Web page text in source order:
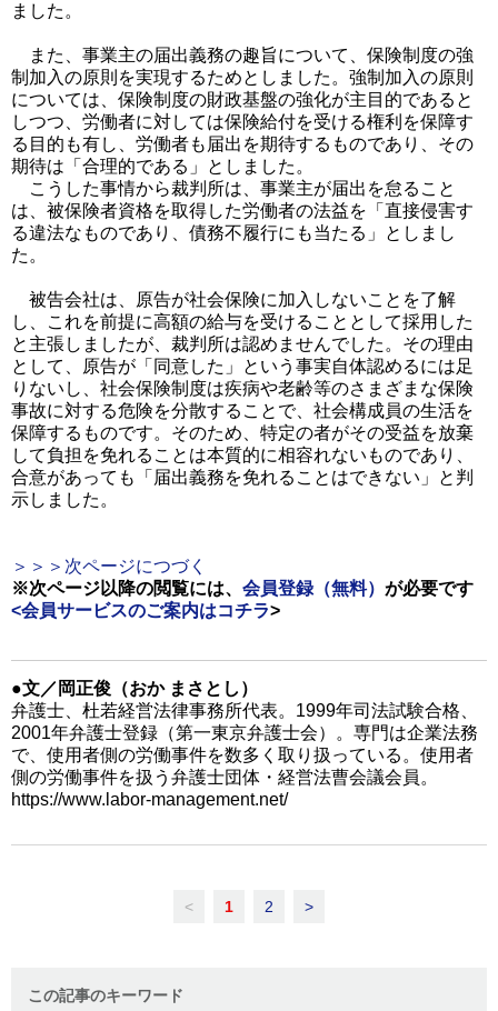
ました。
また、事業主の届出義務の趣旨について、保険制度の強
制加入の原則を実現するためとしました。強制加入の原則
については、保険制度の財政基盤の強化が主目的であると
しつつ、労働者に対しては保険給付を受ける権利を保障す
る目的も有し、労働者も届出を期待するものであり、その
期待は「合理的である」としました。
こうした事情から裁判所は、事業主が届出を怠ること
は、被保険者資格を取得した労働者の法益を「直接侵害す
る違法なものであり、債務不履行にも当たる」としまし
た。
被告会社は、原告が社会保険に加入しないことを了解
し、これを前提に高額の給与を受けることとして採用した
と主張しましたが、裁判所は認めませんでした。その理由
として、原告が「同意した」という事実自体認めるには足
りないし、社会保険制度は疾病や老齢等のさまざまな保険
事故に対する危険を分散することで、社会構成員の生活を
保障するものです。そのため、特定の者がその受益を放棄
して負担を免れることは本質的に相容れないものであり、
合意があっても「届出義務を免れることはできない」と判
示しました。
＞＞＞次ページにつづく
※次ページ以降の閲覧には、 会員登録（無料） が必要です
<会員サービスのご案内はコチラ>
●文／岡正俊（おか まさとし）
弁護士、杜若経営法律事務所代表。1999年司法試験合格、
2001年弁護士登録（第一東京弁護士会）。専門は企業法務
で、使用者側の労働事件を数多く取り扱っている。使用者
側の労働事件を扱う弁護士団体・経営法曹会議会員。
https://www.labor-management.net/
< 1 2 >
この記事のキーワード